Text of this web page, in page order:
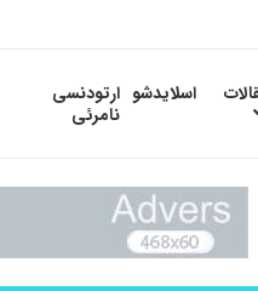
اسلایدشو ارتودنسی
نامرئی